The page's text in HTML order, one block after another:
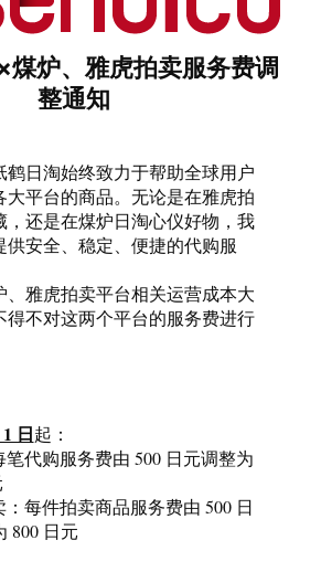
煤炉、雅虎拍卖服务费调
整通知
鹤日淘始终致力于帮助全球用户
大平台的商品。无论是在雅虎拍
，还是在煤炉日淘心仪好物，我
供安全、稳定、便捷的代购服
、雅虎拍卖平台相关运营成本大
得不对这两个平台的服务费进行
日起：
笔代购服务费由 500 日元调整为
：每件拍卖商品服务费由 500 日
800 日元